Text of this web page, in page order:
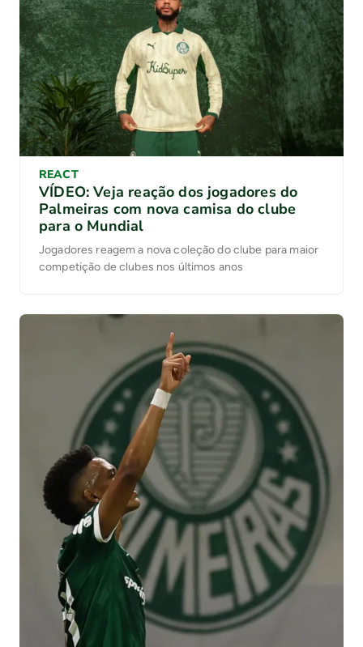
REACT
VÍDEO: Veja reação dos jogadores do
Palmeiras com nova camisa do clube
para o Mundial
Jogadores reagem a nova coleção do clube para maior
competição de clubes nos últimos anos